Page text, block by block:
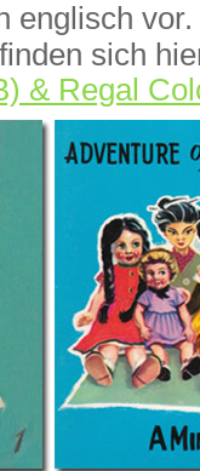
englisch vor.
sich
& Regal